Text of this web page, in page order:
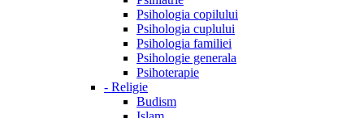
Psihologia copilului
Psihologia cuplului
Psihologia familiei
Psihologie generala
Psihoterapie
- Religie
Budism